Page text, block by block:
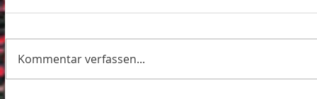
Kommentar verfassen...